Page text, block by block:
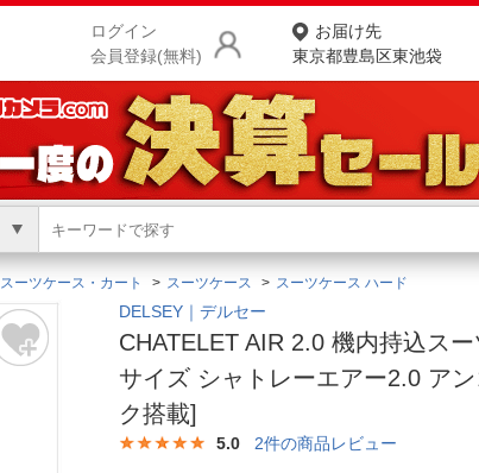
ログイン
会員登録(無料)
お届け先
東京都豊島区東池袋
商品をさがす
ランキングからさがす
カテゴリ一覧からさがす
お客様サポート
スーツケース・カート スーツケース スーツケース ハード
DELSEY｜デルセー
CHATELET AIR 2.0 機内持込ス
サイズ シャトレーエアー2.0 ア
ク搭載]
5.0 2件の商品レビュー